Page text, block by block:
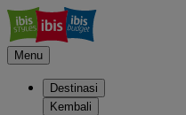
Menu
Destinasi
Kembali